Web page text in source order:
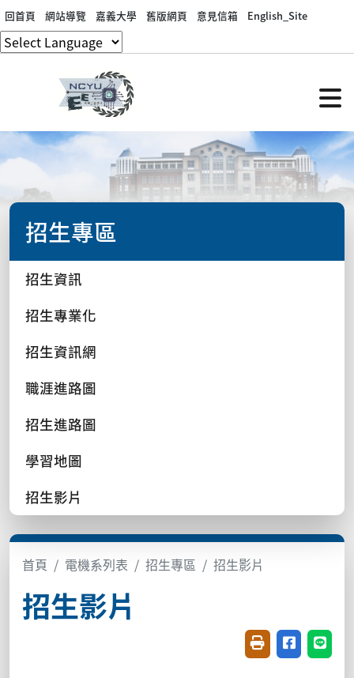
回首頁 網站導覽 嘉義大學 舊版網頁 意見信箱 English_Site
招生專區
招生資訊
招生專業化
招生資訊網
職涯進路圖
招生進路圖
學習地圖
招生影片
首頁 電機系列表 招生專區 招生影片
招生影片
友善列印(開新視
分享至臉書
分享